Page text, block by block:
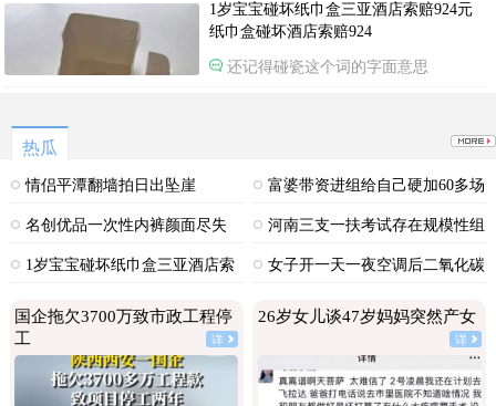
1岁宝宝碰坏纸巾盒三亚酒店索赔924元
纸巾盒碰坏酒店索赔924
还记得碰瓷这个词的字面意思
热瓜
情侣平潭翻墙拍日出坠崖
富婆带资进组给自己硬加60多场
吻戏
名创优品一次性内裤颜面尽失
河南三支一扶考试存在规模性组
织作弊犯罪
1岁宝宝碰坏纸巾盒三亚酒店索
女子开一天一夜空调后二氧化碳
国企拖欠3700万致市政工程停
工
详
26岁女儿谈47岁妈妈突然产女
详